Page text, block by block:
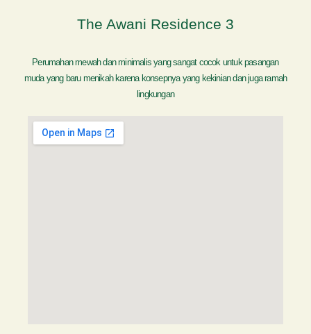
The Awani Residence 3
Perumahan mewah dan minimalis yang sangat cocok untuk pasangan
muda yang baru menikah karena konsepnya yang kekinian dan juga ramah
lingkungan